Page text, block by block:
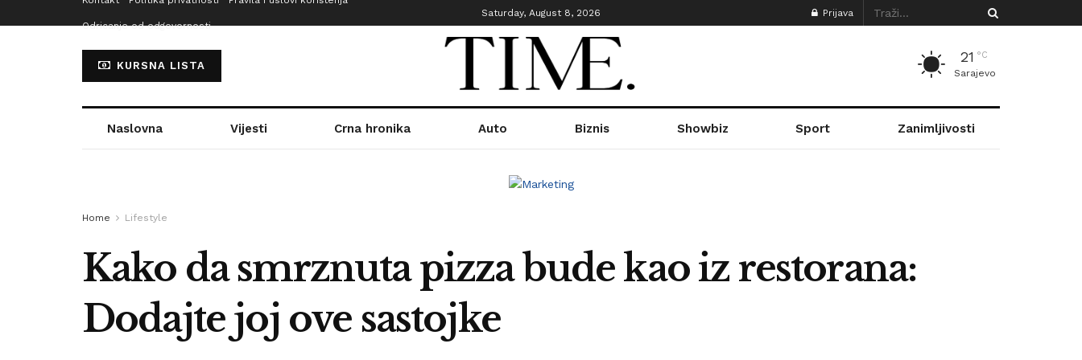
Odricanje od odgovornosti
Saturday, August 8, 2026 Prijava
KURSNA LISTA
21 °C
Sarajevo
Naslovna Vijesti Crna hronika Auto Biznis Showbiz Sport Zanimljivosti
Home Lifestyle
Kako da smrznuta pizza bude kao iz restorana:
Dodajte joj ove sastojke